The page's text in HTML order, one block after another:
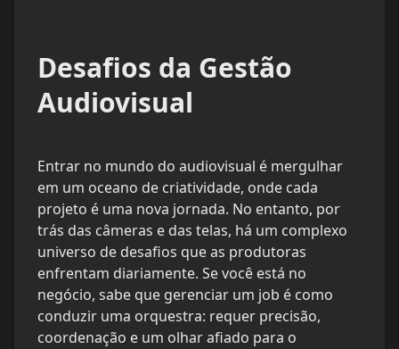
Desafios da Gestão
Audiovisual
Entrar no mundo do audiovisual é mergulhar
em um oceano de criatividade, onde cada
projeto é uma nova jornada. No entanto, por
trás das câmeras e das telas, há um complexo
universo de desafios que as produtoras
enfrentam diariamente. Se você está no
negócio, sabe que gerenciar um job é como
conduzir uma orquestra: requer precisão,
coordenação e um olhar afiado para o